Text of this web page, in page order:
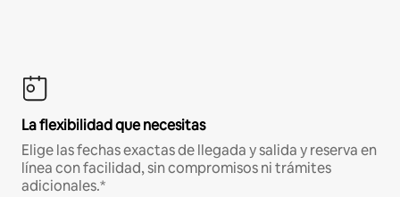
La flexibilidad que necesitas
Elige las fechas exactas de llegada y salida y reserva en
línea con facilidad, sin compromisos ni trámites
adicionales.*